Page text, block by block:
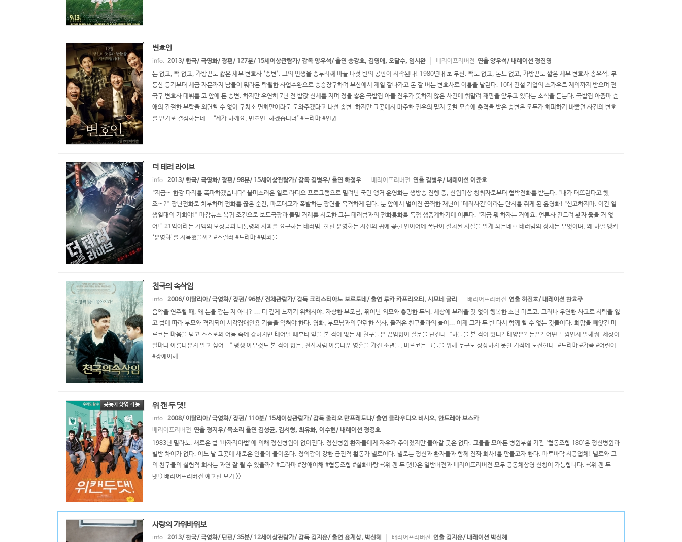
변호인
info. 2013/ 한국/ 극영화/ 장편/ 127분/ 15세이상관람가/ 감독 양우석/ 출연 송강호, 김영애, 오달수, 임시완 배리어프리버전 연출 양우석/ 내레이션 정진영
돈 없고, 빽 없고, 가방끈도 짧은 세무 변호사 ‘송변’. 그의 인생을 송두리째 바꿀 다섯 번의 공판이 시작된다! 1980년대 초 부산. 빽도 없고, 돈도 없고, 가방끈도 짧은 세무 변호사 송우석. 부
동산 등기부터 세금 자문까지 남들이 뭐라든 탁월한 사업수완으로 승승장구하며 부산에서 제일 잘나가고 돈 잘 버는 변호사로 이름을 날린다. 10대 건설 기업의 스카우트 제의까지 받으며 전
국구 변호사 데뷔를 코 앞에 둔 송변. 하지만 우연히 7년 전 밥값 신세를 지며 정을 쌓은 국밥집 아들 진우가 뜻하지 않은 사건에 휘말려 재판을 앞두고 있다는 소식을 듣는다. 국밥집 아줌마 순
애의 간절한 부탁을 외면할 수 없어 구치소 면회만이라도 도와주겠다고 나선 송변. 하지만 그곳에서 마주한 진우의 믿지 못할 모습에 충격을 받은 송변은 모두가 회피하기 바빴던 사건의 변호
를 맡기로 결심하는데... “제가 하께요, 변호인. 하겠습니더" #드라마 #인권
더 테러 라이브
info. 2013/ 한국/ 극영화/ 장편/ 98분/ 15세이상관람가/ 감독 김병우/ 출연 하정우 배리어프리버전 연출 김병우/ 내레이션 이준호
“지금… 한강 다리를 폭파하겠습니다” 불미스러운 일로 라디오 프로그램으로 밀려난 국민 앵커 윤영화는 생방송 진행 중, 신원미상 청취자로부터 협박전화를 받는다. “내가 터뜨린다고 했
죠…?” 장난전화로 치부하며 전화를 끊은 순간, 마포대교가 폭발하는 장면을 목격하게 된다. 눈 앞에서 벌어진 끔찍한 재난이 ‘테러사건’이라는 단서를 쥐게 된 윤영화! “신고하지마. 이건 일
생일대의 기회야!” 마감뉴스 복귀 조건으로 보도국장과 물밑 거래를 시도한 그는 테러범과의 전화통화를 독점 생중계하기에 이른다. “지금 뭐 하자는 거예요. 언론사 건드려 봤자 좋을 거 없
어!” 21억이라는 거액의 보상금과 대통령의 사과를 요구하는 테러범. 한편 윤영화는 자신의 귀에 꽂힌 인이어에 폭탄이 설치된 사실을 알게 되는데… 테러범의 정체는 무엇이며, 왜 하필 앵커
‘윤영화’를 지목했을까? #스릴러 #드라마 #범죄물
천국의 속삭임
info. 2006/ 이탈리아/ 극영화/ 장편/ 96분/ 전체관람가/ 감독 크리스티아노 보르토네/ 출연 루카 카프리오티, 시모네 굴리 배리어프리버전 연출 허진호/ 내레이션 한효주
음악을 연주할 때, 왜 눈을 감는 지 아니? ... 더 깊게 느끼기 위해서야. 자상한 부모님, 뛰어난 외모와 총명한 두뇌. 세상에 부러울 것 없이 행복한 소년 미르코. 그러나 우연한 사고로 시력을 잃
고 법에 따라 부모와 격리되어 시각장애인용 기술을 익혀야 한다. 영화, 부모님과의 단란한 식사, 즐거운 친구들과의 놀이... 이제 그가 두 번 다시 함께 할 수 없는 것들이다. 희망을 빼앗긴 미
르코는 마음을 닫고 스스로의 어둠 속에 갇히지만 태어날 때부터 앞을 본 적이 없는 새 친구들은 끊임없이 질문을 던진다. “하늘을 본 적이 있니? 태양은? 눈은? 어떤 느낌인지 말해줘. 세상이
얼마나 아름다운지 알고 싶어...” 평생 아무것도 본 적이 없는, 천사처럼 아름다운 영혼을 가진 소년들, 미르코는 그들을 위해 누구도 상상하지 못한 기적에 도전한다. #드라마 #가족 #어린이
#장애이해
공동체상영 가능 위 캔 두 댓!
info. 2008/ 이탈리아/ 극영화/ 장편/ 110분/ 15세이상관람가/ 감독 줄리오 만프레도냐/ 출연 클라우디오 비시오, 안드레아 보스카
배리어프리버전 연출 정지우/ 목소리 출연 김성균, 김서형, 최유화, 이수현/ 내레이션 정경호
1983년 밀라노. 새로운 법 ‘바자리아법’에 의해 정신병원이 없어진다. 정신병원 환자들에게 자유가 주어졌지만 돌아갈 곳은 없다. 그들을 모아둔 병원부설 기관 ‘협동조합 180’은 정신병원과
별반 차이가 없다. 어느 날 그곳에 새로운 인물이 들어온다. 정의감이 강한 급진적 활동가 넬로이다. 넬로는 정신과 환자들과 함께 진짜 회사!를 만들고자 한다. 마루바닥 시공업체! 넬로와 그
의 친구들의 실험적 회사는 과연 잘 될 수 있을까? #드라마 #장애이해 #협동조합 #실화바탕 *<위 캔 두 댓!>은 일반버전과 배리어프리버전 모두 공동체상영 신청이 가능합니다. *<위 캔 두
댓!> 배리어프리버전 예고편 보기 >>
사랑의 가위바위보
info. 2013/ 한국/ 극영화/ 단편/ 35분/ 12세이상관람가/ 감독 김지운/ 출연 윤계상, 박신혜 배리어프리버전 연출 김지운/ 내레이션 박신혜